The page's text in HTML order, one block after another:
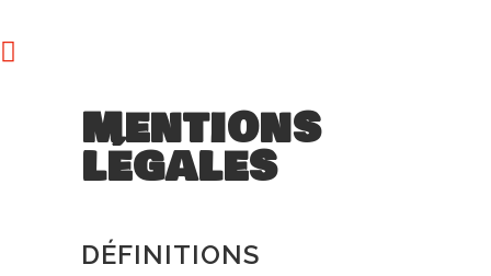
MENTIONS
LÉGALES
DÉFINITIONS